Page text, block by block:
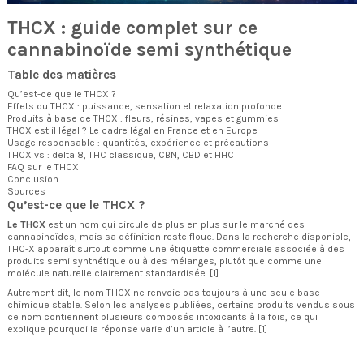
THCX : guide complet sur ce
cannabinoïde semi synthétique
Table des matières
Qu’est-ce que le THCX ?
Effets du THCX : puissance, sensation et relaxation profonde
Produits à base de THCX : fleurs, résines, vapes et gummies
THCX est il légal ? Le cadre légal en France et en Europe
Usage responsable : quantités, expérience et précautions
THCX vs : delta 8, THC classique, CBN, CBD et HHC
FAQ sur le THCX
Conclusion
Sources
Qu’est-ce que le THCX ?
Le THCX est un nom qui circule de plus en plus sur le marché des
cannabinoïdes, mais sa définition reste floue. Dans la recherche disponible,
THC-X apparaît surtout comme une étiquette commerciale associée à des
produits semi synthétique ou à des mélanges, plutôt que comme une
molécule naturelle clairement standardisée. [1]
Autrement dit, le nom THCX ne renvoie pas toujours à une seule base
chimique stable. Selon les analyses publiées, certains produits vendus sous
ce nom contiennent plusieurs composés intoxicants à la fois, ce qui
explique pourquoi la réponse varie d’un article à l’autre. [1]